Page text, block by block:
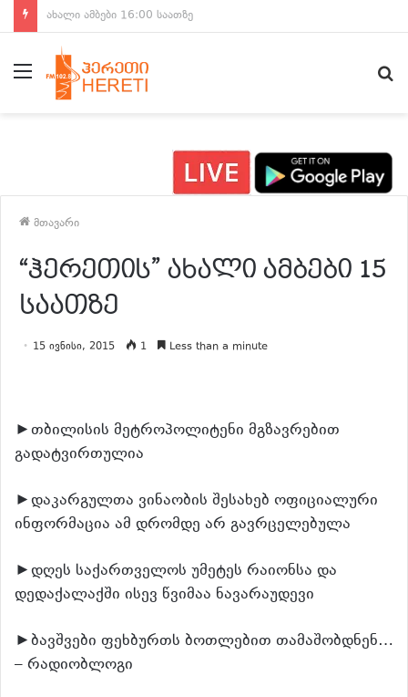
ახალი ამბები 15:00 საათზე
მენიუ
მთავარი
“ჰერეთის” ახალი ამბები 15
საათზე
15 ივნისი, 2015 1 Less than a minute
►თბილისის მეტროპოლიტენი მგზავრებით
გადატვირთულია
►დაკარგულთა ვინაობის შესახებ ოფიციალური
ინფორმაცია ამ დრომდე არ გავრცელებულა
►დღეს საქართველოს უმეტეს რაიონსა და
დედაქალაქში ისევ წვიმაა ნავარაუდევი
►ბავშვები ფეხბურთს ბოთლებით თამაშობდნენ…
– რადიობლოგი